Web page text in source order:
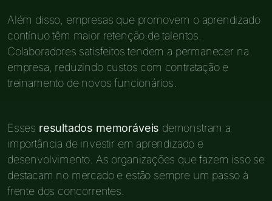
Além disso, empresas que promovem o aprendizado
contínuo têm maior retenção de talentos.
Colaboradores satisfeitos tendem a permanecer na
empresa, reduzindo custos com contratação e
treinamento de novos funcionários.
Esses resultados memoráveis demonstram a
importância de investir em aprendizado e
desenvolvimento. As organizações que fazem isso se
destacam no mercado e estão sempre um passo à
frente dos concorrentes.